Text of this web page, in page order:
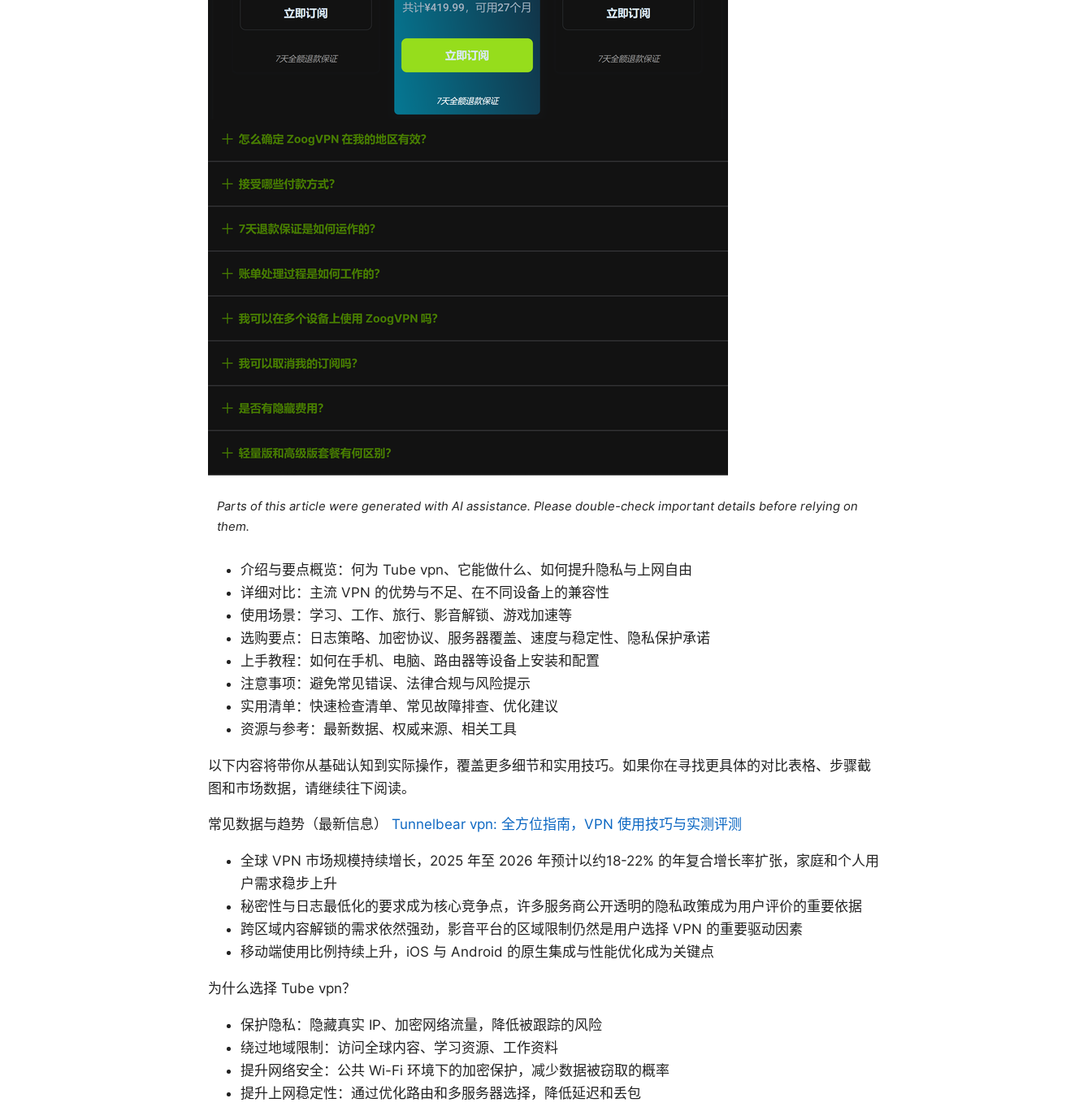
Parts of this article were generated with AI assistance. Please double-check important details before relying on
them.
介绍与要点概览：何为 Tube vpn、它能做什么、如何提升隐私与上网自由
详细对比：主流 VPN 的优势与不足、在不同设备上的兼容性
使用场景：学习、工作、旅行、影音解锁、游戏加速等
选购要点：日志策略、加密协议、服务器覆盖、速度与稳定性、隐私保护承诺
上手教程：如何在手机、电脑、路由器等设备上安装和配置
注意事项：避免常见错误、法律合规与风险提示
实用清单：快速检查清单、常见故障排查、优化建议
资源与参考：最新数据、权威来源、相关工具
以下内容将带你从基础认知到实际操作，覆盖更多细节和实用技巧。如果你在寻找更具体的对比表格、步骤截
图和市场数据，请继续往下阅读。
常见数据与趋势（最新信息） Tunnelbear vpn: 全方位指南，VPN 使用技巧与实测评测
全球 VPN 市场规模持续增长，2025 年至 2026 年预计以约18-22% 的年复合增长率扩张，家庭和个人用
户需求稳步上升
秘密性与日志最低化的要求成为核心竞争点，许多服务商公开透明的隐私政策成为用户评价的重要依据
跨区域内容解锁的需求依然强劲，影音平台的区域限制仍然是用户选择 VPN 的重要驱动因素
移动端使用比例持续上升，iOS 与 Android 的原生集成与性能优化成为关键点
为什么选择 Tube vpn？
保护隐私：隐藏真实 IP、加密网络流量，降低被跟踪的风险
绕过地域限制：访问全球内容、学习资源、工作资料
提升网络安全：公共 Wi-Fi 环境下的加密保护，减少数据被窃取的概率
提升上网稳定性：通过优化路由和多服务器选择，降低延迟和丢包